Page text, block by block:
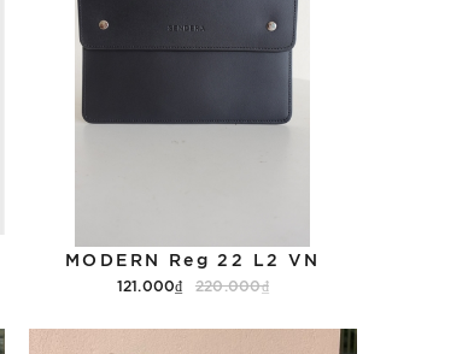
MODERN Reg 22 L2 VN
121.000₫ 220.000₫
Tùy chọn